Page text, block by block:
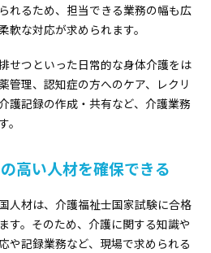
れるため、担当できる業務の幅も広
軟な対応が求められます。
せつといった日常的な身体介護をは
管理、認知症の方へのケア、レクリ
護記録の作成・共有など、介護業務
高い人材を確保できる
人材は、介護福祉士国家試験に合格
す。そのため、介護に関する知識や
や記録業務など、現場で求められる